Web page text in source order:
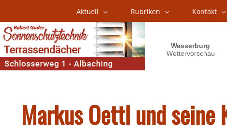
Aktuell Rubriken Kontakt
Markus Oettl und seine